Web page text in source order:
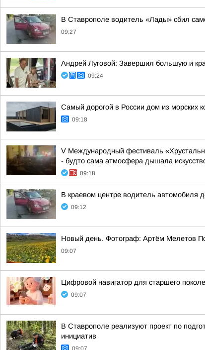
В Ставрополе водитель «Лады» сбил
09:27
Андрей Луговой: Завершил большую и
09:24
Самый дорогой в России дом из морских
09:18
V Международный фестиваль
- будто сама атмосфера дышала
09:18
В краевом центре водитель автомобиля
09:12
Новый день. Фотограф: Артём Мелетов
09:07
Цифровой навигатор для старшего
09:07
В Ставрополе реализуют проект по
инициатив
09:07